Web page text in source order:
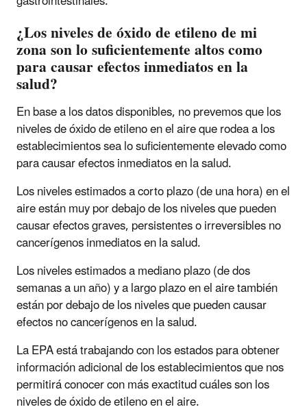
¿Los niveles de óxido de etileno de mi
zona son lo suficientemente altos como
para causar efectos inmediatos en la
salud?
En base a los datos disponibles, no prevemos que los
niveles de óxido de etileno en el aire que rodea a los
establecimientos sea lo suficientemente elevado como
para causar efectos inmediatos en la salud.
Los niveles estimados a corto plazo (de una hora) en el
aire están muy por debajo de los niveles que pueden
causar efectos graves, persistentes o irreversibles no
cancerígenos inmediatos en la salud.
Los niveles estimados a mediano plazo (de dos
semanas a un año) y a largo plazo en el aire también
están por debajo de los niveles que pueden causar
efectos no cancerígenos en la salud.
La EPA está trabajando con los estados para obtener
información adicional de los establecimientos que nos
permitirá conocer con más exactitud cuáles son los
niveles de óxido de etileno en el aire.